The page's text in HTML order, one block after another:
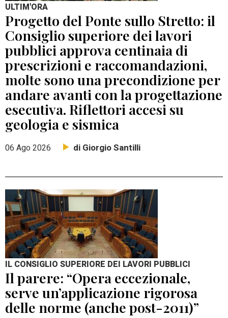
ULTIM'ORA
Progetto del Ponte sullo Stretto: il
Consiglio superiore dei lavori
pubblici approva centinaia di
prescrizioni e raccomandazioni,
molte sono una precondizione per
andare avanti con la progettazione
esecutiva. Riflettori accesi su
geologia e sismica
06 Ago 2026 di Giorgio Santilli
IL CONSIGLIO SUPERIORE DEI LAVORI PUBBLICI
Il parere: “Opera eccezionale,
serve un’applicazione rigorosa
delle norme (anche post-2011)”